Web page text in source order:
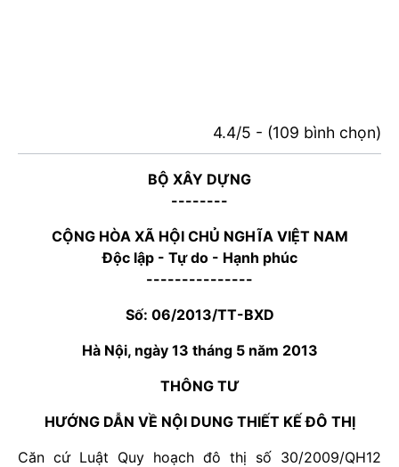
4.4/5 - (109 bình chọn)
BỘ XÂY DỰNG
--------
CỘNG HÒA XÃ HỘI CHỦ NGHĨA VIỆT NAM
Độc lập - Tự do - Hạnh phúc
---------------
Số: 06/2013/TT-BXD
Hà Nội, ngày 13 tháng 5 năm 2013
THÔNG TƯ
HƯỚNG DẪN VỀ NỘI DUNG THIẾT KẾ ĐÔ THỊ
Căn cứ Luật Quy hoạch đô thị số 30/2009/QH12